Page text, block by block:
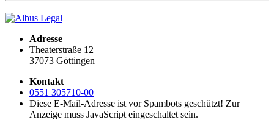
Adresse
Theaterstraße 12
37073 Göttingen
Kontakt
0551 305710-00
Diese E-Mail-Adresse ist vor Spambots geschützt! Zur
Anzeige muss JavaScript eingeschaltet sein.